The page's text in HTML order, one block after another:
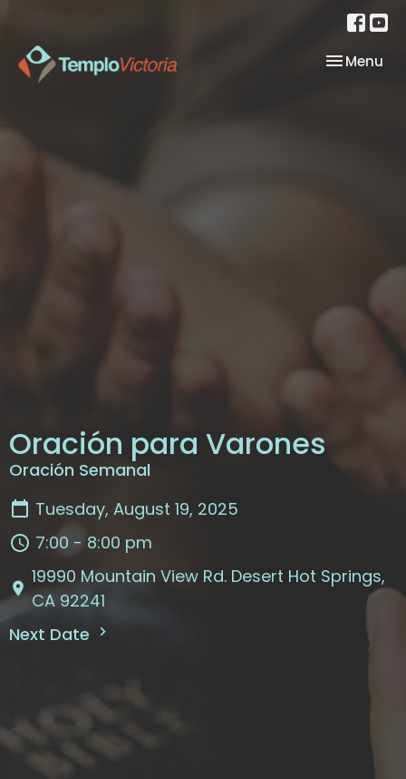
Toggle
Menu
Oración para Varones
Oración Semanal
Tuesday, August 19, 2025
7:00 - 8:00 pm
19990 Mountain View Rd. Desert Hot Springs,
CA 92241
Next Date